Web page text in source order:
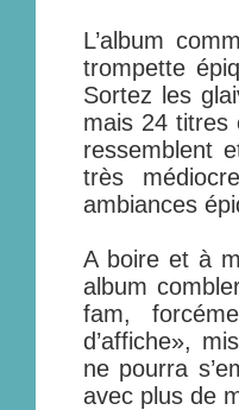
L’album
trompette
Sortez les
mais 24 titres
ressemblent
très
ambiances
A boire et à
album
fam,
d’affiche»,
ne pourra
avec plus de